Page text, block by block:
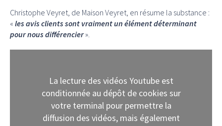
Christophe Veyret, de Maison Veyret, en résume la substance :
« les avis clients sont vraiment un élément déterminant
pour nous différencier».
La lecture des vidéos Youtube est
conditionnée au dépôt de cookies sur
votre terminal pour permettre la
diffusion des vidéos, mais également